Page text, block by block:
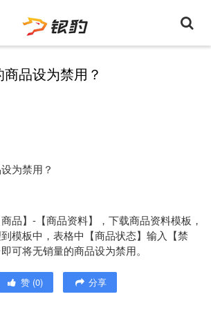
品设为禁用？
为禁用？
品】-【商品资料】，下载商品资料模板，
模板中，表格中【商品状态】输入【禁
可将无销量的商品设为禁用。
赞 (0) 分享